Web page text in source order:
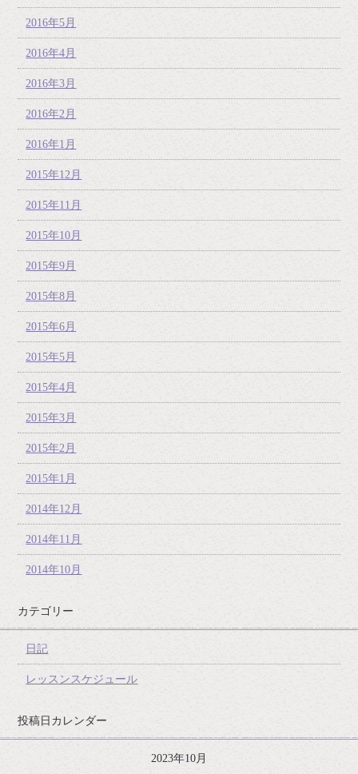
2016年5月
2016年4月
2016年3月
2016年2月
2016年1月
2015年12月
2015年11月
2015年10月
2015年9月
2015年8月
2015年6月
2015年5月
2015年4月
2015年3月
2015年2月
2015年1月
2014年12月
2014年11月
2014年10月
カテゴリー
日記
レッスンスケジュール
投稿日カレンダー
2023年10月